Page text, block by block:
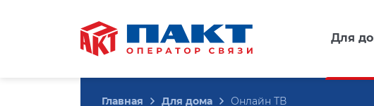
Для
Главная Для дома Онлайн ТВ